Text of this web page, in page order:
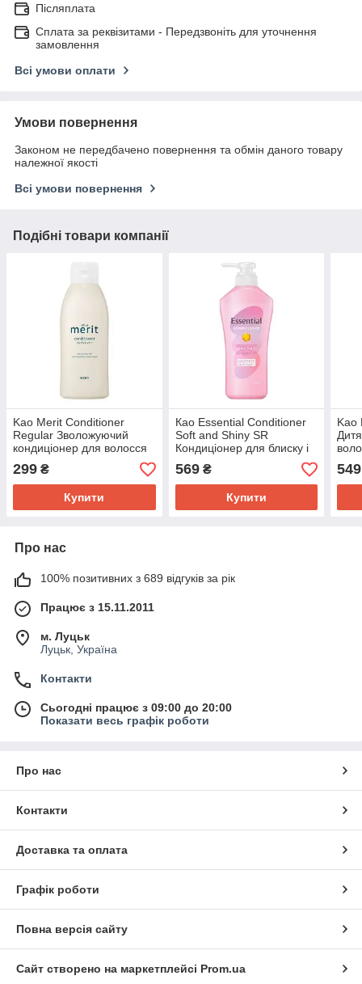
Післяплата
Сплата за реквізитами - Передзвоніть для уточнення
замовлення
Всі умови оплати
Умови повернення
Законом не передбачено повернення та обмін даного товару
належної якості
Всі умови повернення
Подібні товари компанії
Kao Merit Conditioner
Regular Зволожуючий
кондиціонер для волосся
від лупи, 200 мл
299 ₴
Купити
Као Essential Conditioner
Soft and Shiny SR
Кондиціонер для блиску і
гладкості волосся, з
дозатором, 450 мл
569₴
Купити
Kao
мл
549
Про нас
100% позитивних з 689 відгуків за рік
Працює з 15.11.2011
м. Луцьк
Луцьк, Україна
Контакти
Сьогодні працює з 09:00 до 20:00
Показати весь графік роботи
Про нас
Контакти
Доставка та оплата
Графік роботи
Повна версія сайту
Сайт створено на маркетплейсі Prom.ua